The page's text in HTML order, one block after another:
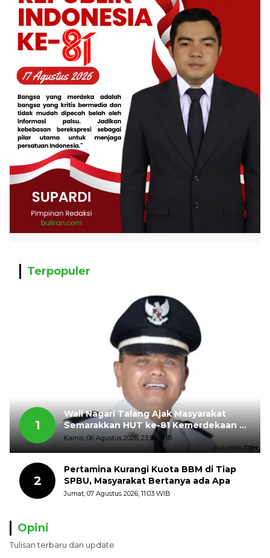
Terpopuler
1
Wali Nagari Talang Ajak Masyarakat
Semarakkan HUT ke-81 Kemerdekaan RI
dengan Mengibarkan Bendera Merah
Putih
Kamis, 06 Agustus 2026, 23:56 WIB
2
Pertamina Kurangi Kuota BBM di Tiap
SPBU, Masyarakat Bertanya ada Apa
Jumat, 07 Agustus 2026, 11:03 WIB
Opini
Tulisan terbaru dan update